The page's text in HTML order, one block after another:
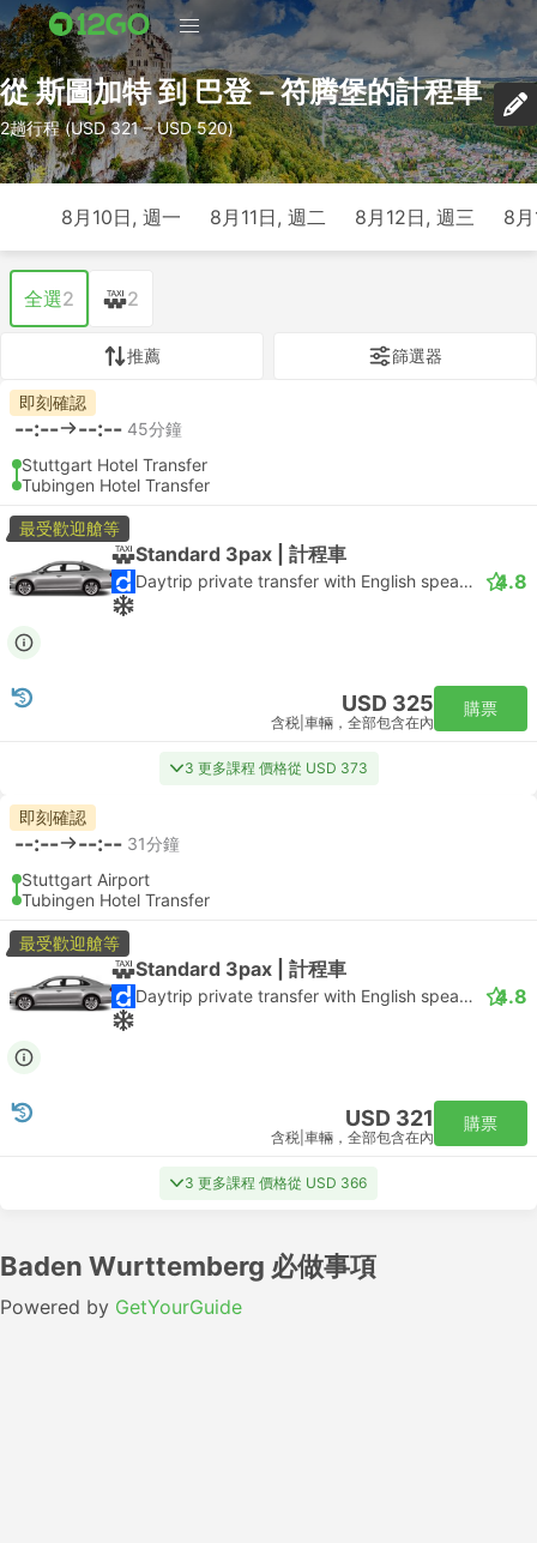
從 斯圖加特 到 巴登－符腾堡的計程車
2趟行程 (USD 321 – USD 520)
8月10日, 週一 8月11日, 週二 8月12日, 週三 8
全選2 2
推薦 篩選器
即刻確認
--:-- --:-- 45分鐘
Stuttgart Hotel Transfer
Tubingen Hotel Transfer
最受歡迎艙等
Standard 3pax | 計程車
Daytrip private transfer with English speaking driver 4.8
USD 325
含税 車輛，全部包含在內
購票
3 更多課程 價格從 USD 373
即刻確認
--:-- --:-- 31分鐘
Stuttgart Airport
Tubingen Hotel Transfer
最受歡迎艙等
Standard 3pax | 計程車
Daytrip private transfer with English speaking driver 4.8
USD 321
含税 車輛，全部包含在內
購票
3 更多課程 價格從 USD 366
Baden Wurttemberg 必做事項
Powered by GetYourGuide